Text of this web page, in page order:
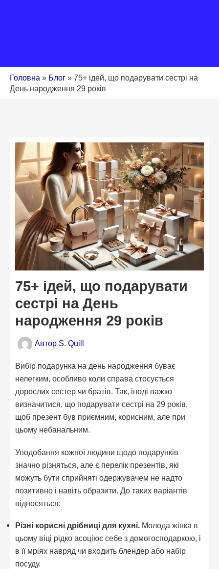
Головна » Блог » 75+ ідей, що подарувати сестрі на
День народження 29 років
75+ ідей, що подарувати
сестрі на День
народження 29 років
Автор S. Quill
Вибір подарунка на день народження буває
нелегким, особливо коли справа стосується
дорослих сестер чи братів. Так, іноді важко
визначитися, що подарувати сестрі на 29 років,
щоб презент був приємним, корисним, але при
цьому небанальним.
Уподобання кожної людини щодо подарунків
значно різняться, але є перелік презентів, які
можуть бути сприйняті одержувачем не надто
позитивно і навіть образити. До таких варіантів
відносяться:
Різні корисні дрібниці для кухні. Молода жінка в
цьому віці рідко асоціює себе з домогосподаркою, і
в її мріях навряд чи входить блендер або набір
посуду.